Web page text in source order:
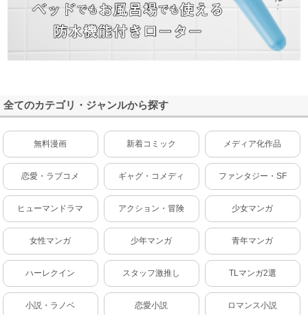
全てのカテゴリ・ジャンルから探す
無料漫画 新着コミック メディア化作品
恋愛・ラブコメ ギャグ・コメディ ファンタジー・SF
ヒューマンドラマ アクション・冒険 少女マンガ
女性マンガ 少年マンガ 青年マンガ
ハーレクイン スタッフ激推し TLマンガ2選
小説・ラノベ 恋愛小説 ロマンス小説